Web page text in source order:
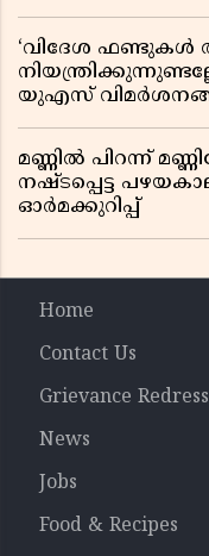
‘വിദേശ ഫണ്ടുകൾ
യുഎസ്
മണ്ണിൽ പിറന്ന്
നഷ്ടപ്പെട്ട
ഓർമക്കുറിപ്പ്
Home
Contact Us
Grievance
News
Jobs
Food & Recipes